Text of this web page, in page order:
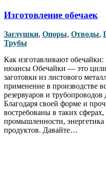
Изготовление обечаек
Заглушки, Опоры, Отводы,
Трубы
Как изготавливают
нюансы Обечайки — это
заготовки из листового
применение в производстве
резервуаров и
Благодаря своей форме и
востребованы в таких
промышленности,
продуктов. Давайте…